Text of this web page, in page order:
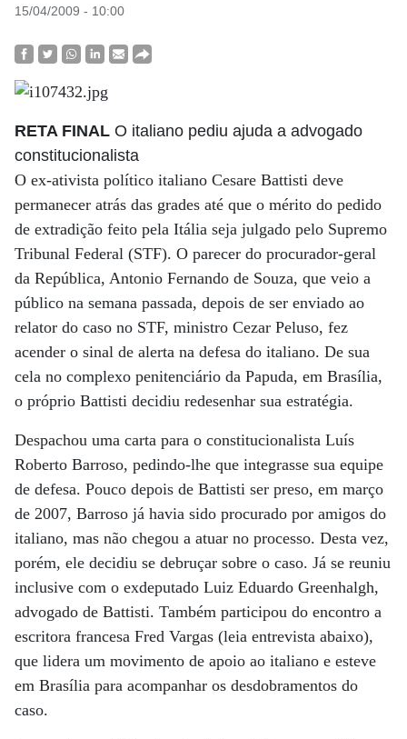
15/04/2009 - 10:00
RETA FINAL O italiano pediu ajuda a advogado
constitucionalista
O ex-ativista político italiano Cesare Battisti deve
permanecer atrás das grades até que o mérito do pedido
de extradição feito pela Itália seja julgado pelo Supremo
Tribunal Federal (STF). O parecer do procurador-geral
da República, Antonio Fernando de Souza, que veio a
público na semana passada, depois de ser enviado ao
relator do caso no STF, ministro Cezar Peluso, fez
acender o sinal de alerta na defesa do italiano. De sua
cela no complexo penitenciário da Papuda, em Brasília,
o próprio Battisti decidiu redesenhar sua estratégia.
Despachou uma carta para o constitucionalista Luís
Roberto Barroso, pedindo-lhe que integrasse sua equipe
de defesa. Pouco depois de Battisti ser preso, em março
de 2007, Barroso já havia sido procurado por amigos do
italiano, mas não chegou a atuar no processo. Desta vez,
porém, ele decidiu se debruçar sobre o caso. Já se reuniu
inclusive com o exdeputado Luiz Eduardo Greenhalgh,
advogado de Battisti. Também participou do encontro a
escritora francesa Fred Vargas (leia entrevista abaixo),
que lidera um movimento de apoio ao italiano e esteve
em Brasília para acompanhar os desdobramentos do
caso.